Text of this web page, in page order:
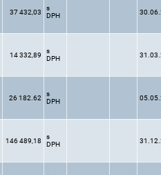
37 432,03
s
DPH
14 332,89
s
DPH
26 182.62
s
DPH
146 489,18
s
DPH